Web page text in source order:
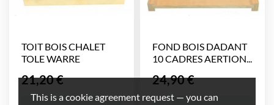
This is a cookie agreement request — you can
TOIT BOIS CHALET
TOLE WARRE
Prix
21,20 €
FOND BOIS DADANT
10 CADRES AERTION...
Prix
24,90 €